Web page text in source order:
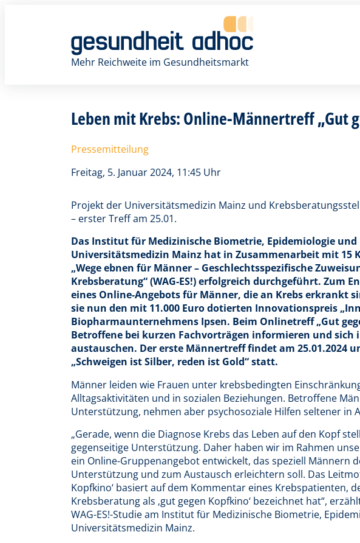
Mehr Reichweite im Gesundheitsmarkt
Leben mit Krebs: Online-Männertreff „Gut
Pressemitteilung
Freitag, 5. Januar 2024, 11:45 Uhr
Projekt der Universitätsmedizin Mainz und
– erster Treff am 25.01.
Das Institut für Medizinische Biometrie, Epidemiologie
Universitätsmedizin Mainz hat in Zusammenarbeit mit 15
„Wege ebnen für Männer – Geschlechtsspezifische
Krebsberatung“ (WAG-ES!) erfolgreich durchgeführt. Zum
eines Online-Angebots für Männer, die an Krebs erkrankt
sie nun den mit 11.000 Euro dotierten Innovationspreis
Biopharmaunternehmens Ipsen. Beim Onlinetreff „Gut
Betroffene bei kurzen Fachvorträgen informieren und sich
austauschen. Der erste Männertreff findet am 25.01.2024
„Schweigen ist Silber, reden ist Gold“ statt.
Männer leiden wie Frauen unter krebsbedingten
Alltagsaktivitäten und in sozialen Beziehungen. Betroffene
Unterstützung, nehmen aber psychosoziale Hilfen seltener in
„Gerade, wenn die Diagnose Krebs das Leben auf den Kopf
gegenseitige Unterstützung. Daher haben wir im Rahmen
ein Online-Gruppenangebot entwickelt, das speziell Männern
Unterstützung und zum Austausch erleichtern soll. Das
Kopfkino‘ basiert auf dem Kommentar eines Krebspatienten,
Krebsberatung als ‚gut gegen Kopfkino‘ bezeichnet hat“,
WAG-ES!-Studie am Institut für Medizinische Biometrie,
Universitätsmedizin Mainz.